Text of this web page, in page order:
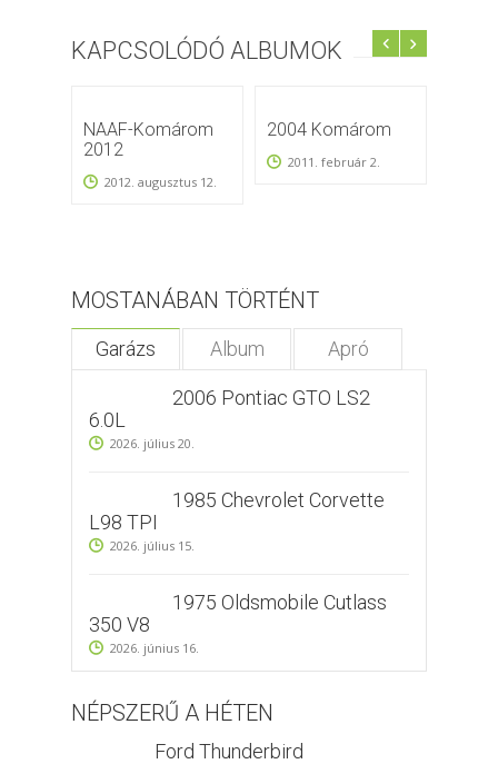
KAPCSOLÓDÓ ALBUMOK
NAAF-Komárom
2012
2012. augusztus 12.
2004 Komárom
2011. február 2.
MOSTANÁBAN TÖRTÉNT
Garázs Album Apró
2006 Pontiac GTO LS2
6.0L
2026. július 20.
1985 Chevrolet Corvette
L98 TPI
2026. július 15.
1975 Oldsmobile Cutlass
350 V8
2026. június 16.
NÉPSZERŰ A HÉTEN
Ford Thunderbird